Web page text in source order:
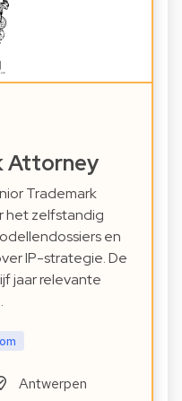
Attorney
Trademark
het zelfstandig
en
IP-strategie. De
jaar relevante
Antwerpen